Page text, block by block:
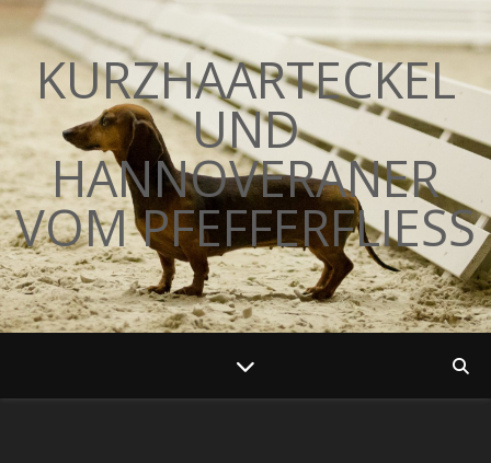
KURZHAARTECKEL
UND
HANNOVERANER
VOM PFEFFERFLIESS